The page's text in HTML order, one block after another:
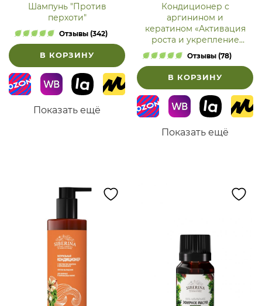
Шампунь "Против
перхоти"
Отзывы (342)
В КОРЗИНУ
Показать ещё
Кондиционер с
аргинином и
кератином «Активация
роста и укрепление
волос»
Отзывы (78)
В КОРЗИНУ
Показать ещё